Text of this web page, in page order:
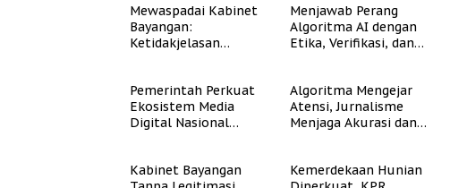
Mewaspadai Kabinet
Bayangan:
Ketidakjelasan
Menjawab Perang
Algoritma AI dengan
Etika, Verifikasi, dan
Pemerintah Perkuat
Ekosistem Media
Digital Nasional
Algoritma Mengejar
Atensi, Jurnalisme
Menjaga Akurasi dan
Kabinet Bayangan
Kemerdekaan Hunian